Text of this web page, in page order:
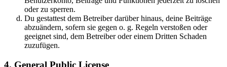
oder zu sperren.
Du gestattest dem Betreiber darüber hinaus, deine Beiträge
abzuändern, sofern sie gegen o. g. Regeln verstoßen oder
geeignet sind, dem Betreiber oder einem Dritten Schaden
zuzufügen.
4. General Public License